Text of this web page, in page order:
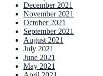
December 2021
November 2021
October 2021
September 2021
August 2021
July 2021
June 2021
May 2021